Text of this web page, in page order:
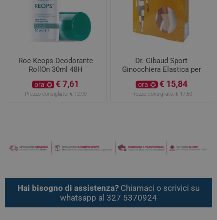
Roc Keops Deodorante
RollOn 30ml 48H
ora € 7,61
Prezzo consigliato: € 12,90
Dr. Gibaud Sport
Ginocchiera Elastica per
Distorsioni Camel Taglia 3
ora € 15,84
Prezzo consigliato: € 17,60
Hai bisogno di assistenza? Chiamaci o scrivici su
whatsapp al 327 5370924